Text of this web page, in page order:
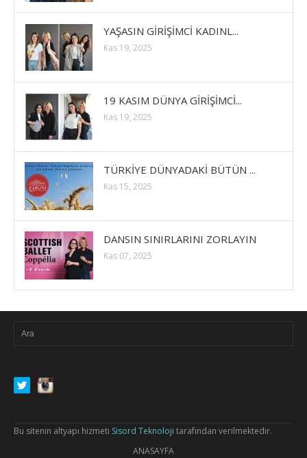
YAŞASIN GİRİŞİMCİ KADINL...
Kas 19, 2025
19 KASIM DÜNYA GİRİŞİMCİ...
Kas 19, 2025
TÜRKİYE DÜNYADAKİ BÜTÜN ...
Kas 15, 2025
DANSIN SINIRLARINI ZORLAYIN
Kas 07, 2025
Bu sitenin altyapı hizmeti Sisord Teknoloji tarafından verilmektedir.
ANASAYFA